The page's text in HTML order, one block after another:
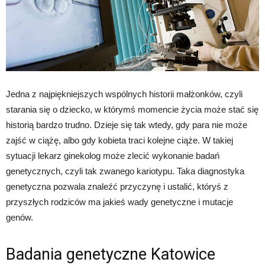
Jedna z najpiękniejszych wspólnych historii małżonków, czyli
starania się o dziecko, w którymś momencie życia może stać się
historią bardzo trudno. Dzieje się tak wtedy, gdy para nie może
zajść w ciążę, albo gdy kobieta traci kolejne ciąże. W takiej
sytuacji lekarz ginekolog może zlecić wykonanie badań
genetycznych, czyli tak zwanego kariotypu. Taka diagnostyka
genetyczna pozwala znaleźć przyczynę i ustalić, któryś z
przyszłych rodziców ma jakieś wady genetyczne i mutacje
genów.
Badania genetyczne Katowice